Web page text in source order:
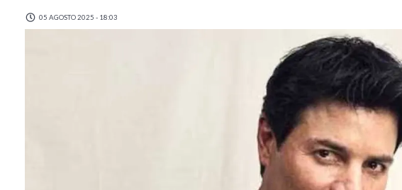
05 AGOSTO 2025 - 18:03